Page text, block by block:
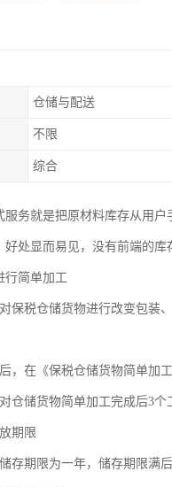
仓储与配送
不限
综合
服务就是把原材料库存从用
好处显而易见，没有前端的
行简单加工
对保税仓储货物进行改变包
，在《保税仓储货物简单加
仓储货物简单加工完成后3
期限
存期限为一年，储存期限满